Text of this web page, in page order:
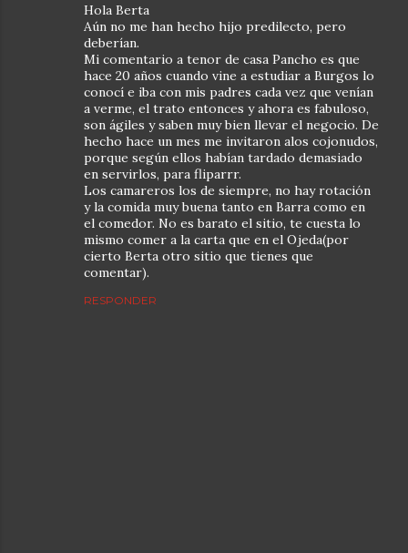
Hola Berta
Aún no me han hecho hijo predilecto, pero
deberían.
Mi comentario a tenor de casa Pancho es que
hace 20 años cuando vine a estudiar a Burgos lo
conocí e iba con mis padres cada vez que venían
a verme, el trato entonces y ahora es fabuloso,
son ágiles y saben muy bien llevar el negocio. De
hecho hace un mes me invitaron alos cojonudos,
porque según ellos habían tardado demasiado
en servirlos, para fliparrr.
Los camareros los de siempre, no hay rotación
y la comida muy buena tanto en Barra como en
el comedor. No es barato el sitio, te cuesta lo
mismo comer a la carta que en el Ojeda(por
cierto Berta otro sitio que tienes que
comentar).
RESPONDER